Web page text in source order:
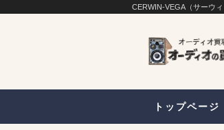
CERWIN-VEGA（サーウ
トップページ